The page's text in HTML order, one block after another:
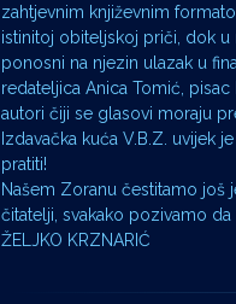
zahtjevnim književnim
istinitoj obiteljskoj priči, dok
ponosni na njezin ulazak u
redateljica Anica Tomić,
autori čiji se glasovi moraju
Izdavačka kuća V.B.Z. uvijek
pratiti!
Našem Zoranu čestitamo još
čitatelji, svakako pozivamo
ŽELJKO KRZNARIĆ